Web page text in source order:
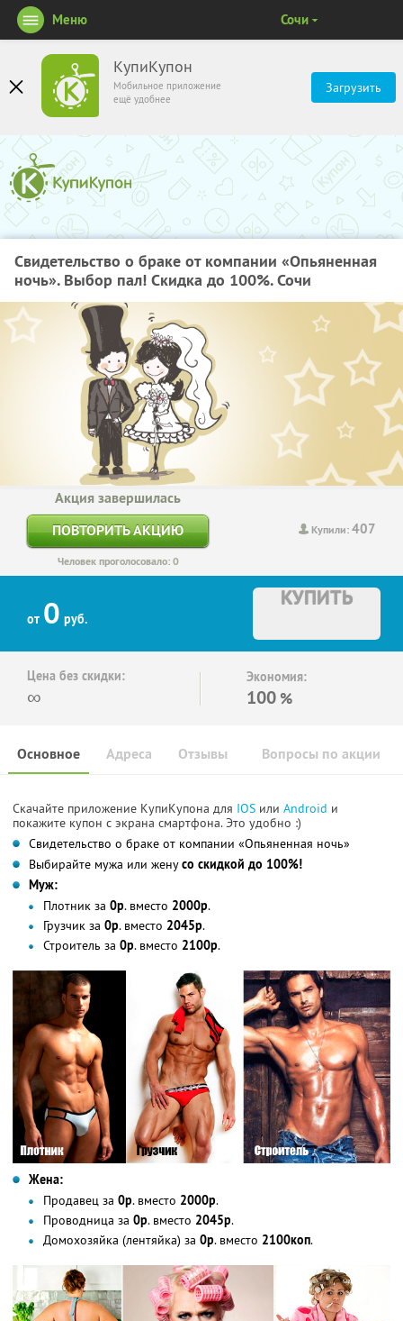
КупиКупон
Мобильное приложение
ещё удобнее
Загрузить
Меню Сочи
Свидетельство о браке от компании «Опьяненная
ночь». Выбор пал! Скидка до 100%. Сочи
Купили:407
Акция завершилась
ПОВТОРИТЬ АКЦИЮ
Человек проголосовало: 0
от 0 руб.
КУПИТЬ
Цена без скидки:
∞
Экономия:
100 %
Основное Отзывы Вопросы по акции
Адреса
Скачайте приложение КупиКупона для IOS или Android и
покажите купон с экрана смартфона. Это удобно :)
Свидетельство о браке от компании «Опьяненная ночь»
Выбирайте мужа или женусо скидкой до 100%!
Муж:
Плотник за 0р. вместо 2000р.
Грузчик за 0р. вместо 2045р.
Строитель за 0р. вместо 2100р.
Жена:
Продавец за 0р. вместо 2000р.
Проводница за 0р. вместо 2045р.
Домохозяйка (лентяйка) за 0р. вместо 2100коп.